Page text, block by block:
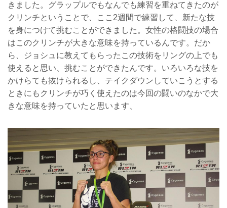
きました。グラップルでもなんでも練習を重ねてきたのが
クリンチということで、ここ2週間で練習して、新たな技
を身につけて挑むことができました。女性の格闘技の場合
はこのクリンチが大きな意味を持っているんです。だか
ら、ジョシュに教えてもらったこの技術をリングの上でも
使えると思い、挑むことができたんです。いろいろな技を
かけらても抜けられるし、テイクダウンしていこうとする
ときにもクリンチが巧く使えたのは今回の闘いのなかで大
きな意味を持っていたと思います、